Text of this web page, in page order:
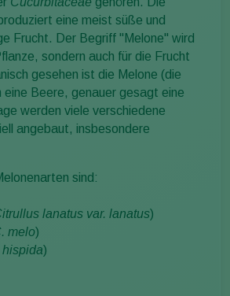
eine meist süße und
Frucht. Der Begriff "Melone" wird
sondern auch für die Frucht
gesehen ist die Melone (die
eine Beere, genauer gesagt eine
werden viele verschiedene
angebaut, insbesondere
sind:
lanatus var. lanatus)
melo)
hispida)